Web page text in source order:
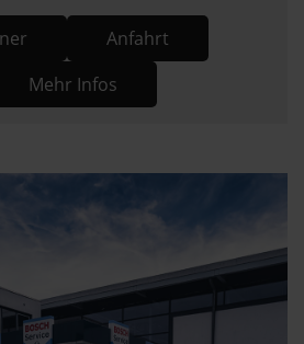
Anfahrt
Mehr Infos